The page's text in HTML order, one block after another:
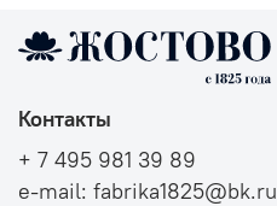
Контакты
+ 7 495 981 39 89
e-mail: fabrika1825@bk.ru